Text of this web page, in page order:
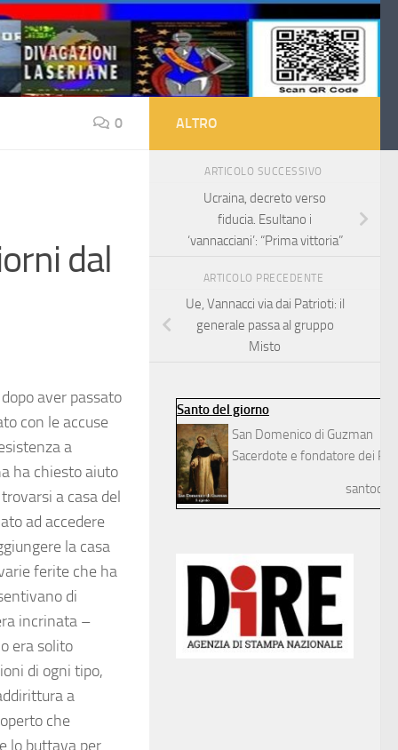
0
dal
aver passato
con le accuse
a
ha chiesto aiuto
a casa del
ad accedere
la casa
ferite che ha
di
incrinata –
era solito
di ogni tipo,
a
che
lo buttava per
ALTRO
ARTICOLO SUCCESSIVO
Ucraina, decreto verso
fiducia. Esultano i
‘vannacciani’: “Prima vittoria”
ARTICOLO PRECEDENTE
Ue, Vannacci via dai Patrioti: il
generale passa al gruppo
Misto
Santo del giorno
San Domenico di Guzman
Sacerdote e fondatore dei